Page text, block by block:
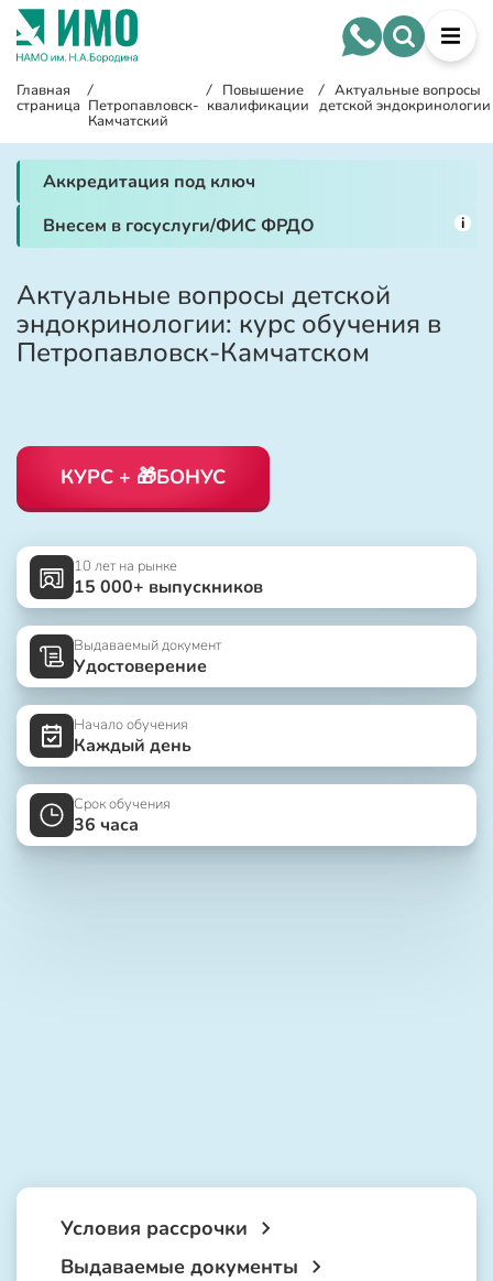
Главная
страница
/
Петропавловск-
Камчатский
/ Повышение
квалификации
/ Актуальные вопросы
детской эндокринологии
Аккредитация под ключ
Внесем в госуслуги/ФИС ФРДО
i
Актуальные вопросы детской
эндокринологии: курс обучения в
Петропавловск-Камчатском
КУРС + 🎁БОНУС
10 лет на рынке
15 000+ выпускников
Выдаваемый документ
Удостоверение
Начало обучения
Каждый день
Срок обучения
36 часа
Условия рассрочки
Выдаваемые документы